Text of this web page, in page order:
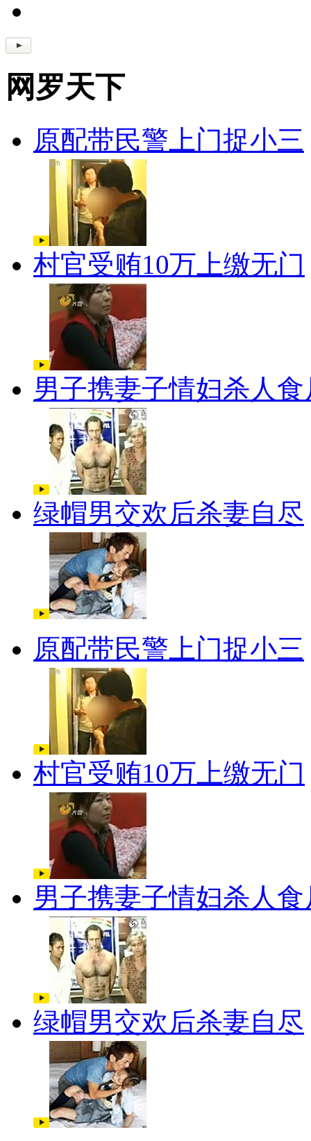
网罗天下
原配带民警上门捉小三
村官受贿10万上缴无门
男子携妻子情妇杀人食
绿帽男交欢后杀妻自尽
原配带民警上门捉小三
村官受贿10万上缴无门
男子携妻子情妇杀人食
绿帽男交欢后杀妻自尽